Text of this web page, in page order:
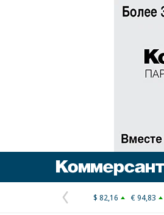
Предыдущая
$ 82,16 € 94,83